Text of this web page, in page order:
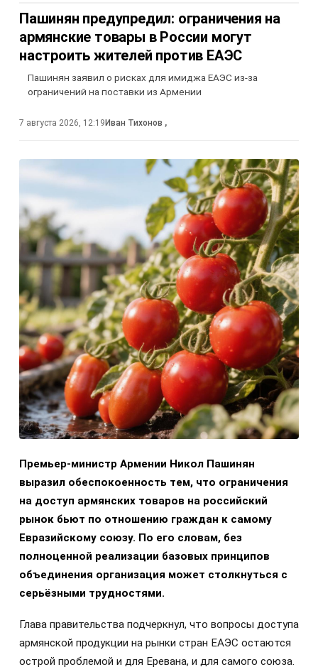
Пашинян предупредил: ограничения на
армянские товары в России могут
настроить жителей против ЕАЭС
Пашинян заявил о рисках для имиджа ЕАЭС из-за
ограничений на поставки из Армении
7 августа 2026, 12:19Иван Тихонов ,
Премьер-министр Армении Никол Пашинян
выразил обеспокоенность тем, что ограничения
на доступ армянских товаров на российский
рынок бьют по отношению граждан к самому
Евразийскому союзу. По его словам, без
полноценной реализации базовых принципов
объединения организация может столкнуться с
серьёзными трудностями.
Глава правительства подчеркнул, что вопросы доступа
армянской продукции на рынки стран ЕАЭС остаются
острой проблемой и для Еревана, и для самого союза.